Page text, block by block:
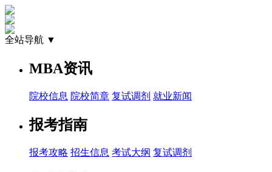
全站导航 ▼
MBA资讯
院校信息 院校简章 复试调剂 就业新闻
报考指南
报考攻略 招生信息 考试大纲 复试调剂